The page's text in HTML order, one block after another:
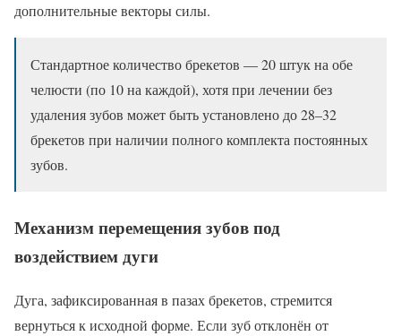
дополнительные векторы силы.
Стандартное количество брекетов — 20 штук на обе
челюсти (по 10 на каждой), хотя при лечении без
удаления зубов может быть установлено до 28–32
брекетов при наличии полного комплекта постоянных
зубов.
Механизм перемещения зубов под
воздействием дуги
Дуга, зафиксированная в пазах брекетов, стремится
вернуться к исходной форме. Если зуб отклонён от